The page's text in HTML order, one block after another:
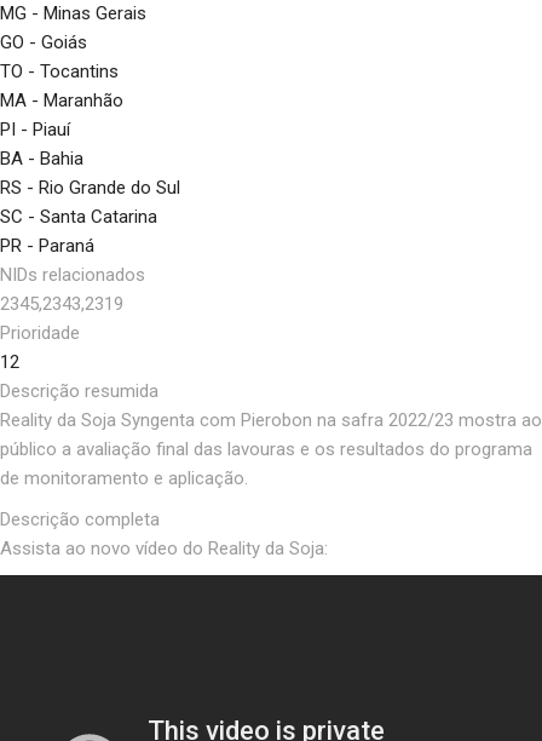
MG - Minas Gerais
GO - Goiás
TO - Tocantins
MA - Maranhão
PI - Piauí
BA - Bahia
RS - Rio Grande do Sul
SC - Santa Catarina
PR - Paraná
NIDs relacionados
2345,2343,2319
Prioridade
12
Descrição resumida
Reality da Soja Syngenta com Pierobon na safra 2022/23 mostra ao
público a avaliação final das lavouras e os resultados do programa
de monitoramento e aplicação.
Descrição completa
Assista ao novo vídeo do Reality da Soja: